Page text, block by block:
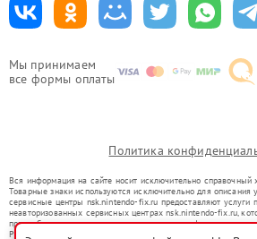
Мы принимаем
все формы оплаты
Политика
Вся информация на сайте носит исключительно справочный
Товарные знаки используются исключительно для описания
сервисные центры nsk.nintendo-fix.ru предоставляют услуги
неавторизованных сервисных центрах nsk.nintendo-fix.ru,
правообладателями товарных знаков или их официальными
Ремонт осуществляется для устройств, уже введенных в